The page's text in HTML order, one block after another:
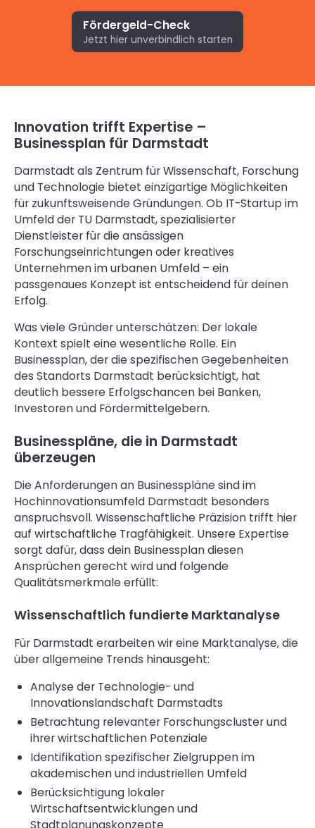
Fördergeld-Check
Jetzt hier unverbindlich starten
Innovation trifft Expertise –
Businessplan für Darmstadt
Darmstadt als Zentrum für Wissenschaft, Forschung
und Technologie bietet einzigartige Möglichkeiten
für zukunftsweisende Gründungen. Ob IT-Startup im
Umfeld der TU Darmstadt, spezialisierter
Dienstleister für die ansässigen
Forschungseinrichtungen oder kreatives
Unternehmen im urbanen Umfeld – ein
passgenaues Konzept ist entscheidend für deinen
Erfolg.
Was viele Gründer unterschätzen: Der lokale
Kontext spielt eine wesentliche Rolle. Ein
Businessplan, der die spezifischen Gegebenheiten
des Standorts Darmstadt berücksichtigt, hat
deutlich bessere Erfolgschancen bei Banken,
Investoren und Fördermittelgebern.
Businesspläne, die in Darmstadt
überzeugen
Die Anforderungen an Businesspläne sind im
Hochinnovationsumfeld Darmstadt besonders
anspruchsvoll. Wissenschaftliche Präzision trifft hier
auf wirtschaftliche Tragfähigkeit. Unsere Expertise
sorgt dafür, dass dein Businessplan diesen
Ansprüchen gerecht wird und folgende
Qualitätsmerkmale erfüllt:
Wissenschaftlich fundierte Marktanalyse
Für Darmstadt erarbeiten wir eine Marktanalyse, die
über allgemeine Trends hinausgeht:
Analyse der Technologie- und
Innovationslandschaft Darmstadts
Betrachtung relevanter Forschungscluster und
ihrer wirtschaftlichen Potenziale
Identifikation spezifischer Zielgruppen im
akademischen und industriellen Umfeld
Berücksichtigung lokaler
Wirtschaftsentwicklungen und
Stadtplanungskonzepte